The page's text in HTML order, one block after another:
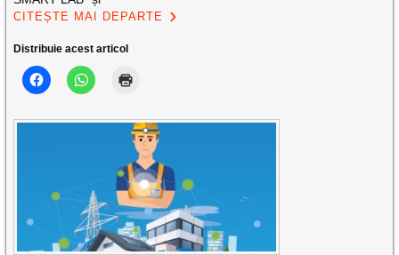
CITEȘTE MAI DEPARTE
Distribuie acest articol